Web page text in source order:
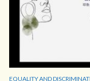
EQUALITY AND